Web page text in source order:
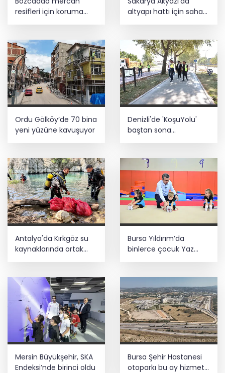
resifleri için koruma
alındı
altyapı hattı için saha
Ordu Gölköy’de 70 bina
yeni yüzüne kavuşuyor
Denizli'de 'KoşuYolu'
baştan sona
yenileniyor
Antalya'da Kırkgöz su
kaynaklarında ortak
Bursa Yıldırım’da
binlerce çocuk Yaz
Mersin Büyükşehir, SKA
Endeksi’nde birinci oldu
Bursa Şehir Hastanesi
otoparkı bu ay hizmete